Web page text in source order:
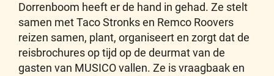
Dorrenboom heeft er de hand in gehad. Ze stelt
samen met Taco Stronks en Remco Roovers
reizen samen, plant, organiseert en zorgt dat de
reisbrochures op tijd op de deurmat van de
gasten van MUSICO vallen. Ze is vraagbaak en